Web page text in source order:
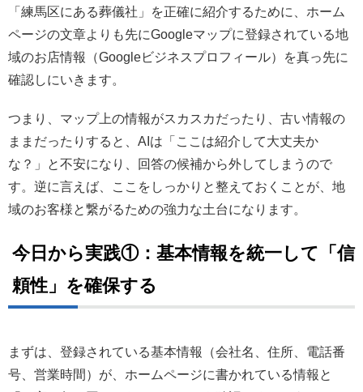
「練馬区にある葬儀社」を正確に紹介するために、ホーム
ページの文章よりも先にGoogleマップに登録されている地
域のお店情報（Googleビジネスプロフィール）を真っ先に
確認しにいきます。
つまり、マップ上の情報がスカスカだったり、古い情報の
ままだったりすると、AIは「ここは紹介して大丈夫か
な？」と不安になり、回答の候補から外してしまうので
す。逆に言えば、ここをしっかりと整えておくことが、地
域のお客様と繋がるための強力な土台になります。
今日から実践①：基本情報を統一して「信
頼性」を確保する
まずは、登録されている基本情報（会社名、住所、電話番
号、営業時間）が、ホームページに書かれている情報と